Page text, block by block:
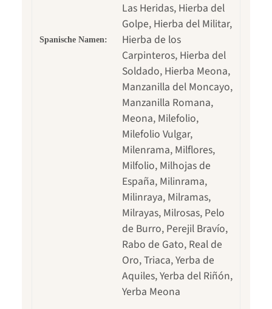
Spanische Namen:
Las Heridas, Hierba del
Golpe, Hierba del Militar,
Hierba de los
Carpinteros, Hierba del
Soldado, Hierba Meona,
Manzanilla del Moncayo,
Manzanilla Romana,
Meona, Milefolio,
Milefolio Vulgar,
Milenrama, Milflores,
Milfolio, Milhojas de
España, Milinrama,
Milinraya, Milramas,
Milrayas, Milrosas, Pelo
de Burro, Perejil Bravío,
Rabo de Gato, Real de
Oro, Triaca, Yerba de
Aquiles, Yerba del Riñón,
Yerba Meona